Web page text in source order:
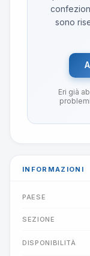
sono
Eri già
INFORMAZIONI
PAESE
SEZIONE
DISPONIBILITÀ